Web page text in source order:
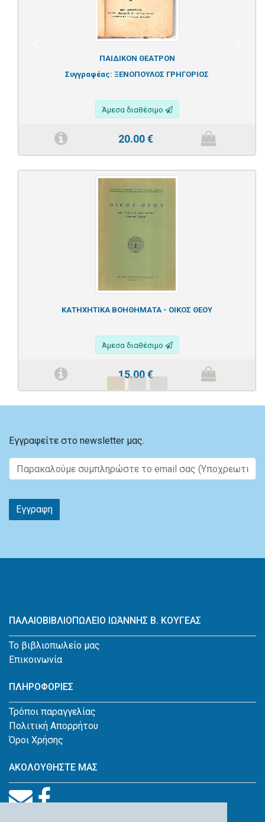
ΠΑΙΔΙΚΟΝ ΘΕΑΤΡΟΝ
Συγγραφέας: ΞΕΝΟΠΟΥΛΟΣ ΓΡΗΓΟΡΙΟΣ
Άμεσα διαθέσιμο
20.00€
ΚΑΤΗΧΗΤΙΚΑ ΒΟΗΘΗΜΑΤΑ - ΟΙΚΟΣ ΘΕΟΥ
Άμεσα διαθέσιμο
15.00€
Εγγραφείτε στο newsletter μας.
Εγγραφη
ΠΑΛΑΙΟΒΙΒΛΙΟΠΩΛΕΙΟ ΙΩΆΝΝΗΣ Β. ΚΟΥΓΕΑΣ
Το βιβλιοπωλείο μας
Επικοινωνία
ΠΛΗΡΟΦΟΡΙΕΣ
Τρόποι παραγγελίας
Πολιτική Απορρήτου
Όροι Χρήσης
ΑΚΟΛΟΥΘΗΣΤΕ ΜΑΣ